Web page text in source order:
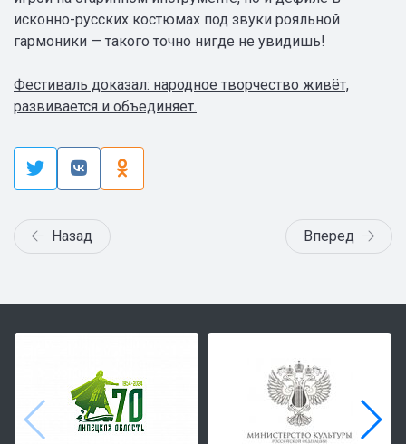
исконно-русских костюмах под звуки рояльной
гармоники — такого точно нигде не увидишь!
Фестиваль доказал: народное творчество живёт,
развивается и объединяет.
Назад Вперед